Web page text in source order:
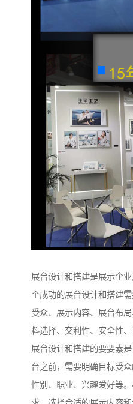
展台设计和搭建是展示企
个成功的展台设计和搭建
受众、展示内容、展台布
料选择、交利性、安全性、
展台设计和搭建的要要素
台之前，需要明确目标受
性别、职业、兴趣爱好等